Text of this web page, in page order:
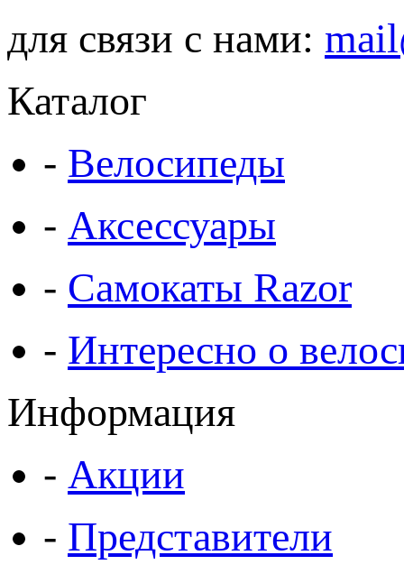
для связи с нами:
Каталог
- Велосипеды
- Аксессуары
- Самокаты Razor
- Интересно о
Информация
- Акции
- Представители